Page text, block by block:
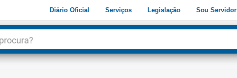
Diário Oficial Serviços Legislação Sou Servidor